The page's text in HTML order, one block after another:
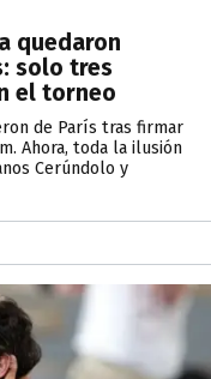
quedaron
solo tres
el torneo
de París tras firmar
Ahora, toda la ilusión
Cerúndolo y